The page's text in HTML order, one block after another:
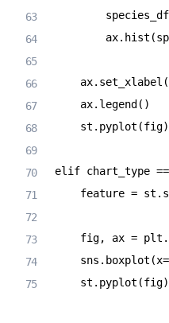
        species_df
        ax
. hist (
    ax
. set_xlabel (
    ax
. legend ( )
    st
. pyplot (fig)
elif chart_type ==
    feature
= st .
    fig
, ax = plt .
    sns
. boxplot (x=
    st
. pyplot (fig)